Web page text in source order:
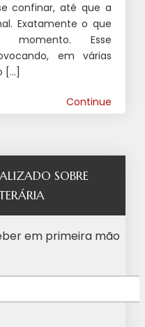
confinar, até que a
Exatamente o que
momento. Esse
em várias
[…]
Continue
SOBRE
em primeira mão